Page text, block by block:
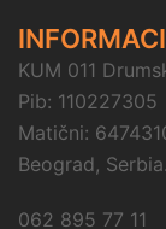
KUM 011
Pib: 110227305
Matični:
Beograd, Serbia.
062 895 77 11